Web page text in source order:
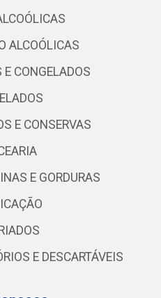
ALCOÓLICAS
E CONGELADOS
E CONSERVAS
E GORDURAS
E DESCARTÁVEIS